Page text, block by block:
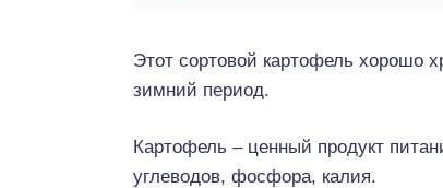
Этот сортовой картофель хорошо
зимний период.
Картофель – ценный продукт
углеводов, фосфора, калия.